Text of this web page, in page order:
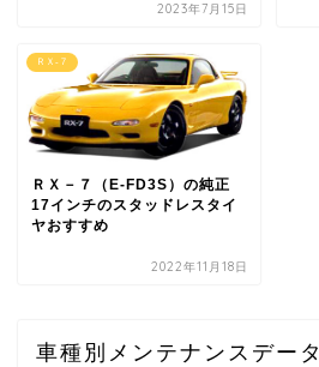
2023年7月15日
ＲＸ-７
ＲＸ－７（E-FD3S）の純正
17インチのスタッドレスタイ
ヤおすすめ
2022年11月18日
車種別メンテナンスデータ